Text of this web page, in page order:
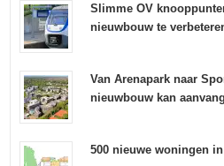
Slimme OV
nieuwbouw te
Van Arenapark naar
nieuwbouw kan
500 nieuwe woningen